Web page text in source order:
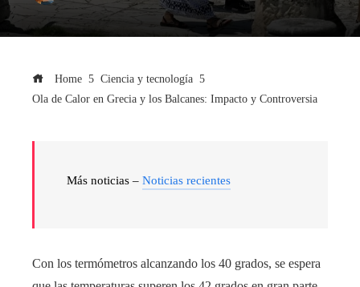
Home
Ciencia y tecnología
Ola de Calor en Grecia y los Balcanes: Impacto y Controversia
Más noticias – Noticias recientes
Con los termómetros alcanzando los 40 grados, se espera